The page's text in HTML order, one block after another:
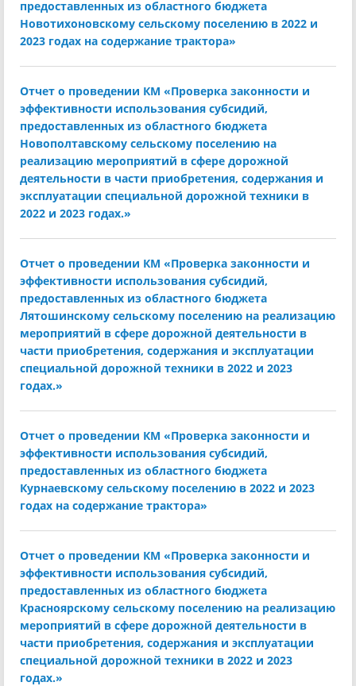
предоставленных из областного бюджета
Новотихоновскому сельскому поселению в 2022 и
2023 годах на содержание трактора»
Отчет о проведении КМ «Проверка законности и
эффективности использования субсидий,
предоставленных из областного бюджета
Новополтавскому сельскому поселению на
реализацию мероприятий в сфере дорожной
деятельности в части приобретения, содержания и
эксплуатации специальной дорожной техники в
2022 и 2023 годах.»
Отчет о проведении КМ «Проверка законности и
эффективности использования субсидий,
предоставленных из областного бюджета
Лятошинскому сельскому поселению на реализацию
мероприятий в сфере дорожной деятельности в
части приобретения, содержания и эксплуатации
специальной дорожной техники в 2022 и 2023
годах.»
Отчет о проведении КМ «Проверка законности и
эффективности использования субсидий,
предоставленных из областного бюджета
Курнаевскому сельскому поселению в 2022 и 2023
годах на содержание трактора»
Отчет о проведении КМ «Проверка законности и
эффективности использования субсидий,
предоставленных из областного бюджета
Красноярскому сельскому поселению на реализацию
мероприятий в сфере дорожной деятельности в
части приобретения, содержания и эксплуатации
специальной дорожной техники в 2022 и 2023
годах.»